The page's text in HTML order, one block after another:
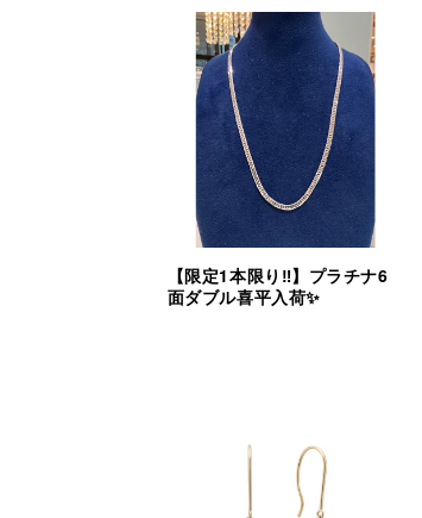
【限定1本限り‼︎】プラチナ6
面ダブル喜平入荷✨